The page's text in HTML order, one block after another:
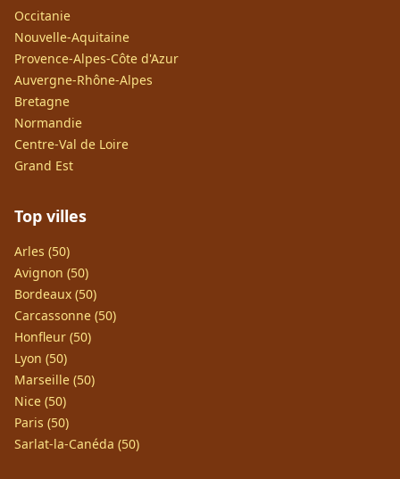
Occitanie
Nouvelle-Aquitaine
Provence-Alpes-Côte d'Azur
Auvergne-Rhône-Alpes
Bretagne
Normandie
Centre-Val de Loire
Grand Est
Top villes
Arles (50)
Avignon (50)
Bordeaux (50)
Carcassonne (50)
Honfleur (50)
Lyon (50)
Marseille (50)
Nice (50)
Paris (50)
Sarlat-la-Canéda (50)